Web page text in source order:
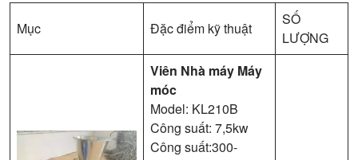
Mục Đặc điểm kỹ thuật
SỐ
LƯỢNG
Viên Nhà máy Máy
móc
Model: KL210B
Công suất: 7,5kw
Công suất:300-